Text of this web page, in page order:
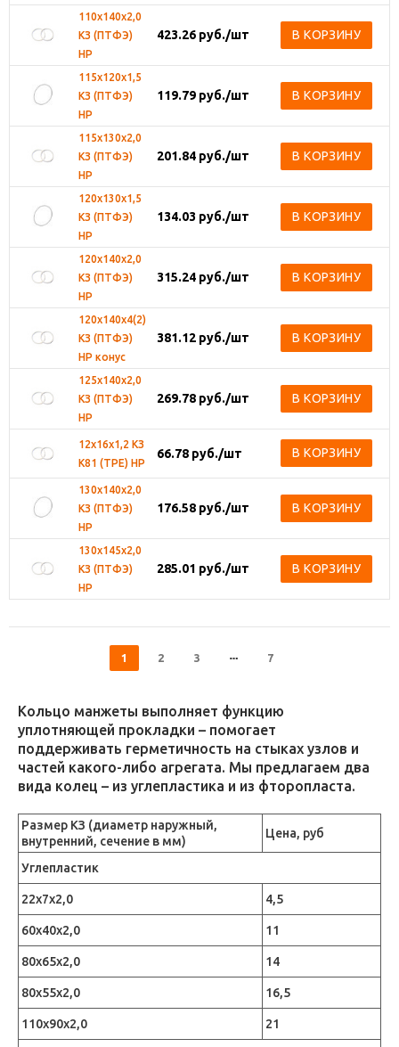
110х140х2,0
КЗ (ПТФЭ)
НР
423.26 руб./шт В КОРЗИНУ
115х120х1,5
КЗ (ПТФЭ)
НР
119.79 руб./шт В КОРЗИНУ
115х130х2,0
КЗ (ПТФЭ)
НР
201.84 руб./шт В КОРЗИНУ
120х130х1,5
КЗ (ПТФЭ)
НР
134.03 руб./шт В КОРЗИНУ
120х140х2,0
КЗ (ПТФЭ)
НР
315.24 руб./шт В КОРЗИНУ
120х140х4(2)
КЗ (ПТФЭ)
НР конус
381.12 руб./шт В КОРЗИНУ
125х140х2,0
КЗ (ПТФЭ)
НР
269.78 руб./шт В КОРЗИНУ
12х16х1,2 КЗ
К81 (ТРЕ) НР
66.78 руб./шт В КОРЗИНУ
130х140х2,0
КЗ (ПТФЭ)
НР
176.58 руб./шт В КОРЗИНУ
130х145х2,0
КЗ (ПТФЭ)
НР
285.01 руб./шт В КОРЗИНУ
1 2 3 7
Кольцо манжеты выполняет функцию
уплотняющей прокладки – помогает
поддерживать герметичность на стыках узлов и
частей какого-либо агрегата. Мы предлагаем два
вида колец – из углепластика и из фторопласта.
Размер КЗ (диаметр наружный,
внутренний, сечение в мм)
Цена, руб
Углепластик
22х7х2,0 4,5
60х40х2,0 11
80х65х2,0 14
80х55х2,0 16,5
110х90х2,0 21